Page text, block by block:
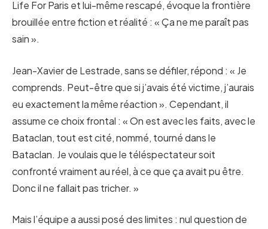
Life For Paris et lui-même rescapé, évoque la frontière
brouillée entre fiction et réalité : « Ça ne me paraît pas
sain ».
Jean-Xavier de Lestrade, sans se défiler, répond : « Je
comprends. Peut-être que si j’avais été victime, j’aurais
eu exactement la même réaction ». Cependant, il
assume ce choix frontal : « On est avec les faits, avec le
Bataclan, tout est cité, nommé, tourné dans le
Bataclan. Je voulais que le téléspectateur soit
confronté vraiment au réel, à ce que ça avait pu être.
Donc il ne fallait pas tricher. »
Mais l’équipe a aussi posé des limites : nul question de